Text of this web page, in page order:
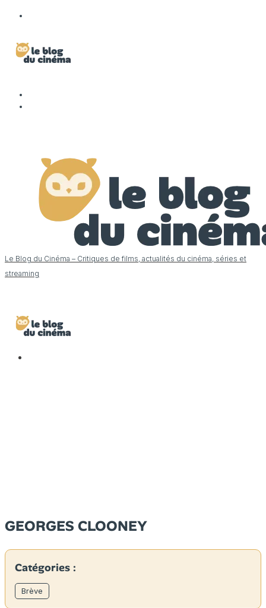
Le Blog du Cinéma – Critiques de films, actualités du cinéma, séries et
streaming
GEORGES CLOONEY
Catégories :
Brève